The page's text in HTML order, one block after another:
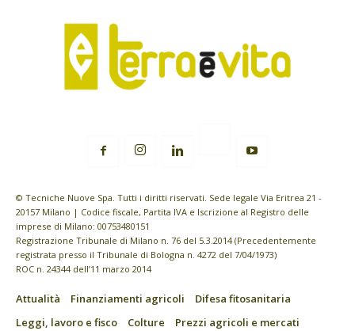
© Tecniche Nuove Spa. Tutti i diritti riservati. Sede legale Via Eritrea 21 -
20157 Milano | Codice fiscale, Partita IVA e Iscrizione al Registro delle
imprese di Milano: 00753480151
Registrazione Tribunale di Milano n. 76 del 5.3.2014 (Precedentemente
registrata presso il Tribunale di Bologna n. 4272 del 7/04/1973)
ROC n. 24344 dell’11 marzo 2014
Attualità Finanziamenti agricoli
Difesa fitosanitaria
Leggi, lavoro e fisco
Colture
Prezzi agricoli e mercati